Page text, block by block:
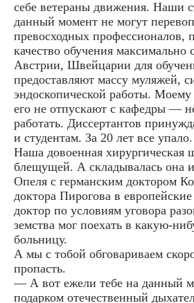
себе ветераны движения. Наши
данный момент не могут
превосходных профессионалов,
качество обучения максимально
Австрии, Швейцарии для
предоставляют массу муляжей,
эндоскопической работы. Моему
его не отпускают с кафедры —
работать. Диссертантов
и студентам. За 20 лет все упало.
Наша довоенная хирургическая
блещущей. А складывалась она
Опеля с германским доктором
доктора Пирогова в
доктор по условиям уговора
земства мог поехать в какую-
больницу.
А мы с тобой обговариваем
пропасть.
— А вот ежели тебе на данный
подарком отечественный